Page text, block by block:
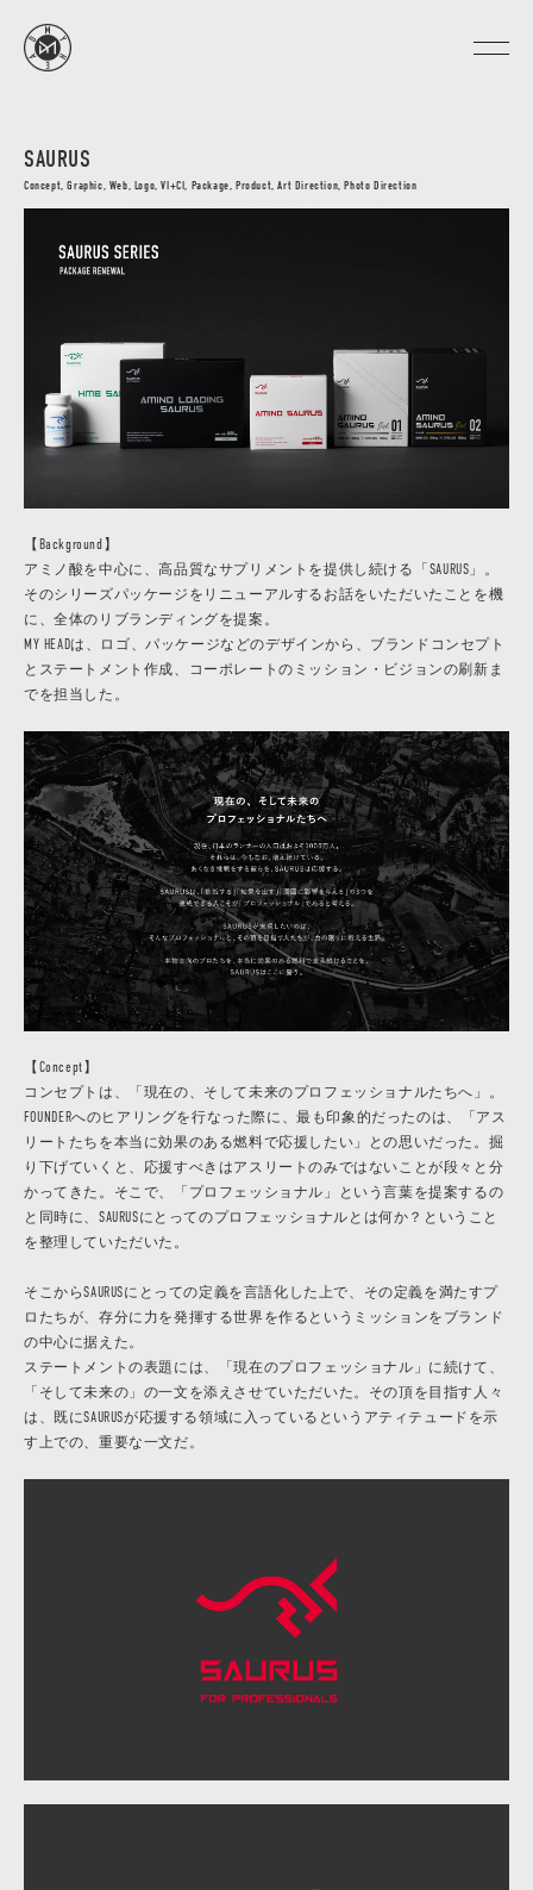
SAURUS
Concept, Graphic, Web, Logo, VI+CI, Package, Product, Art Direction, Photo Direction
【Background】
アミノ酸を中心に、高品質なサプリメントを提供し続ける「SAURUS」。
そのシリーズパッケージをリニューアルするお話をいただいたことを機
に、全体のリブランディングを提案。
MY HEADは、ロゴ、パッケージなどのデザインから、ブランドコンセプト
とステートメント作成、コーポレートのミッション・ビジョンの刷新ま
でを担当した。
【Concept】
コンセプトは、「現在の、そして未来のプロフェッショナルたちへ」。
FOUNDERへのヒアリングを行なった際に、最も印象的だったのは、「アス
リートたちを本当に効果のある燃料で応援したい」との思いだった。掘
り下げていくと、応援すべきはアスリートのみではないことが段々と分
かってきた。そこで、「プロフェッショナル」という言葉を提案するの
と同時に、SAURUSにとってのプロフェッショナルとは何か？ということ
を整理していただいた。
そこからSAURUSにとっての定義を言語化した上で、その定義を満たすプ
ロたちが、存分に力を発揮する世界を作るというミッションをブランド
の中心に据えた。
ステートメントの表題には、「現在のプロフェッショナル」に続けて、
「そして未来の」の一文を添えさせていただいた。その頂を目指す人々
は、既にSAURUSが応援する領域に入っているというアティテュードを示
す上での、重要な一文だ。